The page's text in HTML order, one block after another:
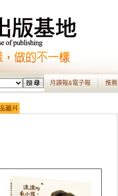
月讀報&電子報 推